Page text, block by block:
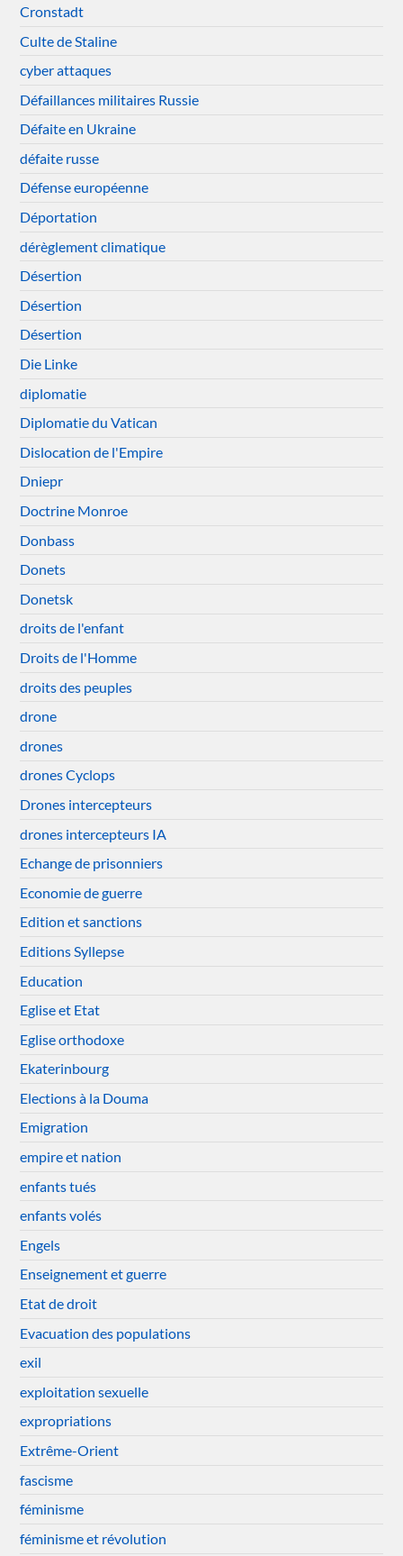
Cronstadt
Culte de Staline
cyber attaques
Défaillances militaires Russie
Défaite en Ukraine
défaite russe
Défense européenne
Déportation
dérèglement climatique
Désertion
Désertion
Désertion
Die Linke
diplomatie
Diplomatie du Vatican
Dislocation de l'Empire
Dniepr
Doctrine Monroe
Donbass
Donets
Donetsk
droits de l'enfant
Droits de l'Homme
droits des peuples
drone
drones
drones Cyclops
Drones intercepteurs
drones intercepteurs IA
Echange de prisonniers
Economie de guerre
Edition et sanctions
Editions Syllepse
Education
Eglise et Etat
Eglise orthodoxe
Ekaterinbourg
Elections à la Douma
Emigration
empire et nation
enfants tués
enfants volés
Engels
Enseignement et guerre
Etat de droit
Evacuation des populations
exil
exploitation sexuelle
expropriations
Extrême-Orient
fascisme
féminisme
féminisme et révolution